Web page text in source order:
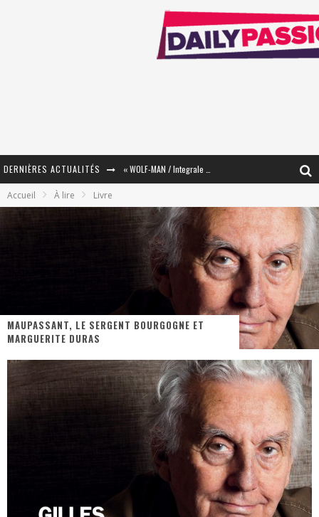
DERNIÈRES ACTUALITÉS
« Mon Village Révolté » - Combattre un Projet !
« Le Béton et le Bambou / Propositions pour Mayotte et le Monde. » - Améliorations !
PsyRiver 2026 : la magie revient sur les rives de l’Aar
« Dr Wertham / L’homme qui étudia les tueurs en série » - Un Métier à Risque !
Assassin's Creed Black Flag Resynced
« Le Vent dand les Saules » - Une Belle Histoire !
« Damn Them All » - Un duo de Choc !
Yoshi and the mysterious book
Accueil À lire Livre
MAUPASSANT, LE SERGENT BOURGOGNE ET
MARGUERITE DURAS